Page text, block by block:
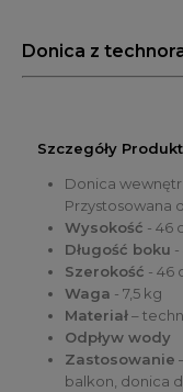
Donica z
Szczegóły
Donica
Przystosowana
Wysokość - 46
Długość boku -
Szerokość - 46
Waga - 7,5 kg
Materiał–
Odpływ wody
Zastosowanie
balkon, donica